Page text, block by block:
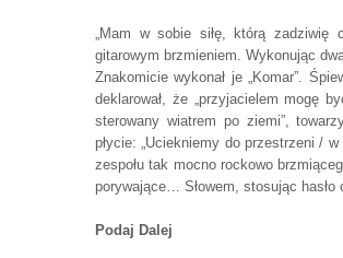
„Mam w sobie siłę, którą zadziwię
gitarowym brzmieniem. Wykonując
Znakomicie wykonał je „Komar”.
deklarował, że „przyjacielem mogę
sterowany wiatrem po ziemi”,
płycie: „Uciekniemy do przestrzeni /
zespołu tak mocno rockowo
porywające… Słowem, stosując hasło
Podaj Dalej